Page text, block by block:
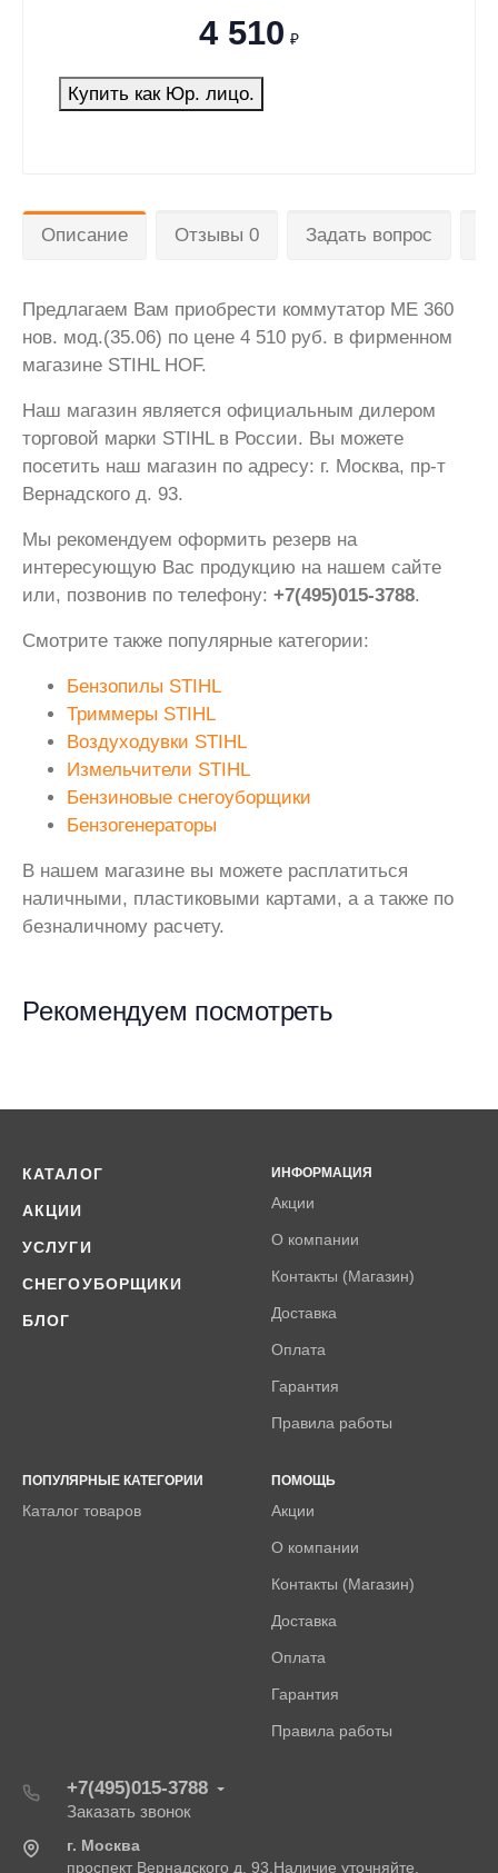
4 510 ₽
Купить как Юр. лицо.
Описание Отзывы 0 Задать вопрос
Предлагаем Вам приобрести коммутатор ME 360
нов. мод.(35.06) по цене 4 510 руб. в фирменном
магазине STIHL HOF.
Наш магазин является официальным дилером
торговой марки STIHL в России. Вы можете
посетить наш магазин по адресу: г. Москва, пр-т
Вернадского д. 93.
Мы рекомендуем оформить резерв на
интересующую Вас продукцию на нашем сайте
или, позвонив по телефону: +7(495)015-3788.
Смотрите также популярные категории:
Бензопилы STIHL
Триммеры STIHL
Воздуходувки STIHL
Измельчители STIHL
Бензиновые снегоуборщики
Бензогенераторы
В нашем магазине вы можете расплатиться
наличными, пластиковыми картами, а а также по
безналичному расчету.
Рекомендуем посмотреть
КАТАЛОГ
АКЦИИ
УСЛУГИ
СНЕГОУБОРЩИКИ
БЛОГ
ИНФОРМАЦИЯ
Акции
О компании
Контакты (Магазин)
Доставка
Оплата
Гарантия
Правила работы
ПОПУЛЯРНЫЕ КАТЕГОРИИ
Каталог товаров
ПОМОЩЬ
Акции
О компании
Контакты (Магазин)
Доставка
Оплата
Гарантия
Правила работы
+7(495)015-3788
Заказать звонок
г. Москва
проспект Вернадского д. 93.Наличие уточняйте.